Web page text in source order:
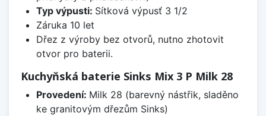
Typ výpusti: Sítková výpusť 3 1/2
Záruka 10 let
Dřez z výroby bez otvorů, nutno zhotovit
otvor pro baterii.
Kuchyňská baterie Sinks Mix 3 P Milk 28
Provedení: Milk 28 (barevný nástřik, sladěno
ke granitovým dřezům Sinks)